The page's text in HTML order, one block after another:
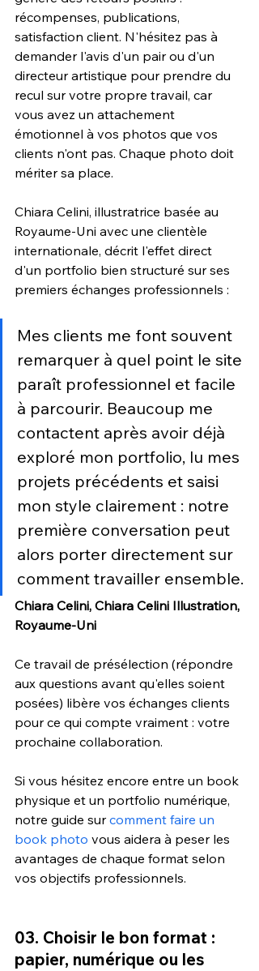
récompenses, publications,
satisfaction client. N'hésitez pas à
demander l'avis d'un pair ou d'un
directeur artistique pour prendre du
recul sur votre propre travail, car
vous avez un attachement
émotionnel à vos photos que vos
clients n'ont pas. Chaque photo doit
mériter sa place.
Chiara Celini, illustratrice basée au
Royaume-Uni avec une clientèle
internationale, décrit l'effet direct
d'un portfolio bien structuré sur ses
premiers échanges professionnels :
Mes clients me font souvent
remarquer à quel point le site
paraît professionnel et facile
à parcourir. Beaucoup me
contactent après avoir déjà
exploré mon portfolio, lu mes
projets précédents et saisi
mon style clairement : notre
première conversation peut
alors porter directement sur
comment travailler ensemble.
Chiara Celini, Chiara Celini Illustration,
Royaume-Uni
Ce travail de présélection (répondre
aux questions avant qu'elles soient
posées) libère vos échanges clients
pour ce qui compte vraiment : votre
prochaine collaboration.
Si vous hésitez encore entre un book
physique et un portfolio numérique,
notre guide sur comment faire un
book photo vous aidera à peser les
avantages de chaque format selon
vos objectifs professionnels.
03. Choisir le bon format :
papier, numérique ou les